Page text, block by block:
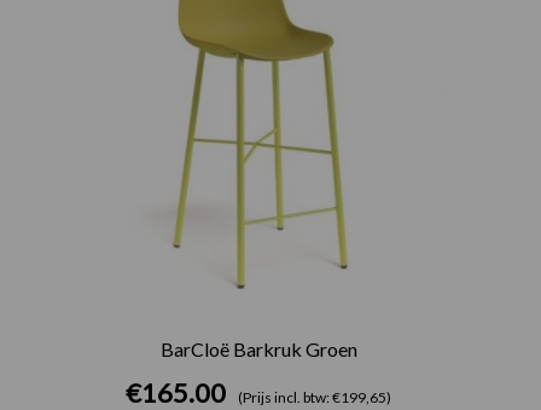
BarCloë Barkruk Groen
€165.00 (Prijs incl. btw: €199,65)